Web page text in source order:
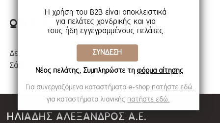
ΩΡΕΣ ΛΕΙΤΟΥΡΓΙΑΣ ΕΤΑΙΡΙΑΣ
Δευτέρα-Παρασκευή: 8:30 - 16:30
Σάββατο - Κυριακή κλειστά
ΗΛΙΑΔΗΣ ΑΛΕΞΑΝΔΡΟΣ Α.Ε.
ΣΥΝΔΕΣΗ
Για συνεργαζόμενα καταστήματα e-shop πατήστε εδώ.
Η χρήση του B2B είναι αποκλειστικά
για πελάτες χονδρικής και για
τους ήδη εγγεγραμμένους πελάτες.
Νέος πελάτης; Συμπληρώστε τη φόρμα αίτησης
για καταστήματα λιανικής πατήστε εδώ.